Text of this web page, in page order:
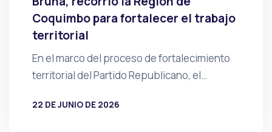
Coquimbo para fortalecer el trabajo
territorial
En el marco del proceso de fortalecimiento
territorial del Partido Republicano, el…
22 DE JUNIO DE 2026